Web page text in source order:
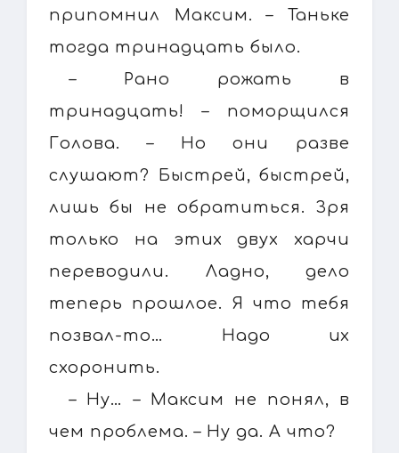
припомнил Максим. – Таньке
тогда тринадцать было.
– Рано рожать в
тринадцать! – поморщился
Голова. – Но они разве
слушают? Быстрей, быстрей,
лишь бы не обратиться. Зря
только на этих двух харчи
переводили. Ладно, дело
теперь прошлое. Я что тебя
позвал-то… Надо их
схоронить.
– Ну… – Максим не понял, в
чем проблема. – Ну да. А что?